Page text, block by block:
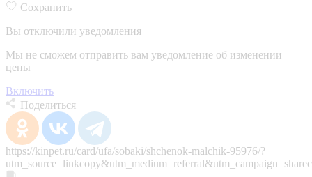
Сохранить
Вы отключили уведомления
Мы не сможем отправить вам уведомление об изменении
цены
Включить
Поделиться
https://kinpet.ru/card/ufa/sobaki/shchenok-malchik-95976/?